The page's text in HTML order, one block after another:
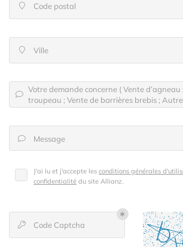
UNIM
 Code postal
 Ville

Votre demande concerne ( Vente
troupeau ; Vente de barrières brebis ;
 Message
J'ai lu et j'accepte les conditions générales
confidentialité du site Allianz.
 Code Captcha